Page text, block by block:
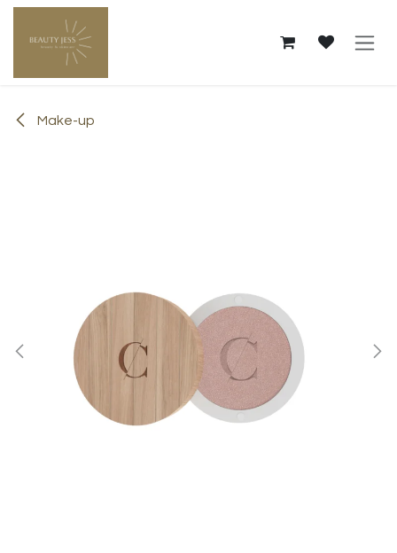
Overslaan naar inhoud
Make-up